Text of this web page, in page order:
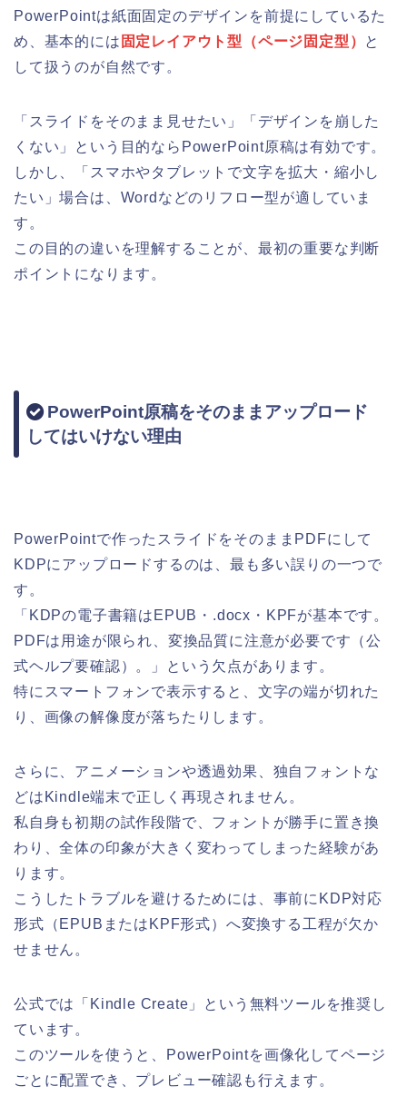
PowerPointは紙面固定のデザインを前提にしているた
め、基本的には 固定レイアウト型（ページ固定型） と
して扱うのが自然です。
「スライドをそのまま見せたい」「デザインを崩した
くない」という目的ならPowerPoint原稿は有効です。
しかし、「スマホやタブレットで文字を拡大・縮小し
たい」場合は、Wordなどのリフロー型が適していま
す。
この目的の違いを理解することが、最初の重要な判断
ポイントになります。
PowerPoint原稿をそのままアップロード
してはいけない理由
PowerPointで作ったスライドをそのままPDFにして
KDPにアップロードするのは、最も多い誤りの一つで
す。
「KDPの電子書籍はEPUB・.docx・KPFが基本です。
PDFは用途が限られ、変換品質に注意が必要です（公
式ヘルプ要確認）。」という欠点があります。
特にスマートフォンで表示すると、文字の端が切れた
り、画像の解像度が落ちたりします。
さらに、アニメーションや透過効果、独自フォントな
どはKindle端末で正しく再現されません。
私自身も初期の試作段階で、フォントが勝手に置き換
わり、全体の印象が大きく変わってしまった経験があ
ります。
こうしたトラブルを避けるためには、事前にKDP対応
形式（EPUBまたはKPF形式）へ変換する工程が欠か
せません。
公式では「Kindle Create」という無料ツールを推奨し
ています。
このツールを使うと、PowerPointを画像化してページ
ごとに配置でき、プレビュー確認も行えます。